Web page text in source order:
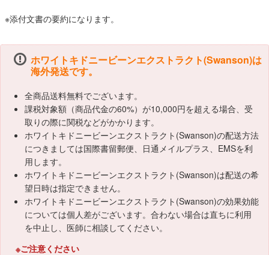
※添付文書の要約になります。
ホワイトキドニービーンエクストラクト(Swanson)は
海外発送です。
全商品送料無料でございます。
課税対象額（商品代金の60%）が10,000円を超える場合、受
取りの際に関税などがかかります。
ホワイトキドニービーンエクストラクト(Swanson)の配送方法
につきましては国際書留郵便、日通メイルプラス、EMSを利
用します。
ホワイトキドニービーンエクストラクト(Swanson)は配送の希
望日時は指定できません。
ホワイトキドニービーンエクストラクト(Swanson)の効果効能
については個人差がございます。合わない場合は直ちに利用
を中止し、医師に相談してください。
※ご注意ください